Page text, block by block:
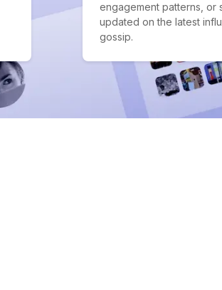
engagement patterns, or
updated on the latest
gossip.